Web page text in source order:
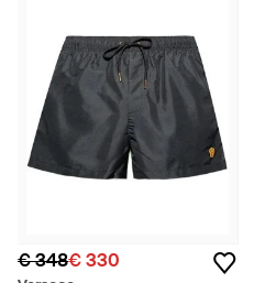
€ 348€ 330